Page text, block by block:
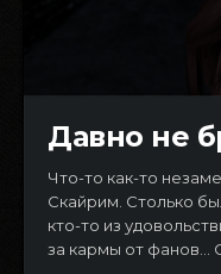
Давно не
Что-то как-то
Скайрим. Столько
кто-то из
за кармы от фанов...